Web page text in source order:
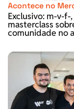
Acontece no
Exclusivo: m-v-f-
masterclass
comunidade no